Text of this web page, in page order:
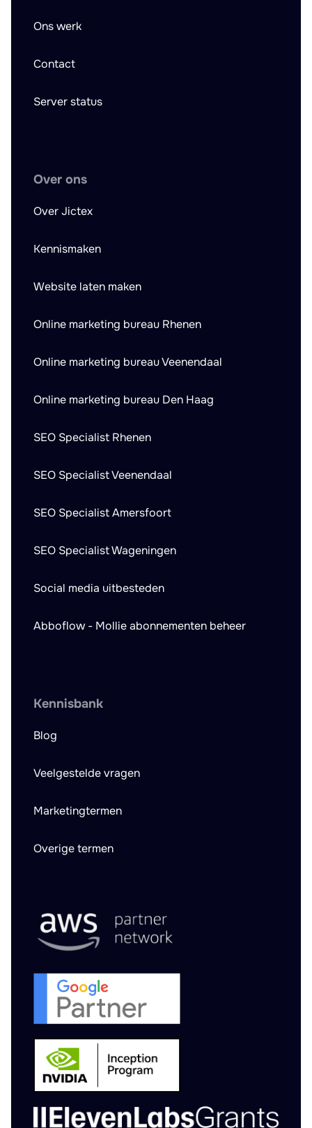
Ons werk
Contact
Server status
Over ons
Over Jictex
Kennismaken
Website laten maken
Online marketing bureau Rhenen
Online marketing bureau Veenendaal
Online marketing bureau Den Haag
SEO Specialist Rhenen
SEO Specialist Veenendaal
SEO Specialist Amersfoort
SEO Specialist Wageningen
Social media uitbesteden
Abboflow - Mollie abonnementen beheer
Kennisbank
Blog
Veelgestelde vragen
Marketingtermen
Overige termen